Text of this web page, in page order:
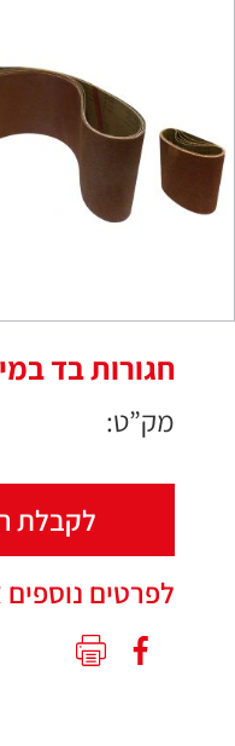
חגורות בד
מק”ט:
לקבלת
לפרטים